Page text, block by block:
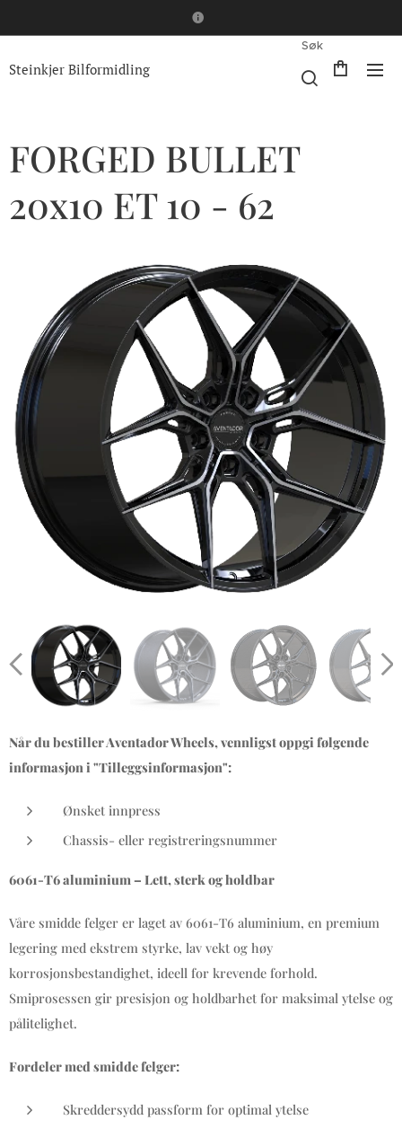
Steinkjer Bilformidling
Søk
FORGED BULLET
20x10 ET 10 - 62
Når du bestiller Aventador Wheels, vennligst oppgi følgende
informasjon i "Tilleggsinformasjon":
Ønsket innpress
Chassis- eller registreringsnummer
6061-T6 aluminium – Lett, sterk og holdbar
Våre smidde felger er laget av 6061-T6 aluminium, en premium
legering med ekstrem styrke, lav vekt og høy
korrosjonsbestandighet, ideell for krevende forhold.
Smiprosessen gir presisjon og holdbarhet for maksimal ytelse og
pålitelighet.
Fordeler med smidde felger:
Skreddersydd passform for optimal ytelse